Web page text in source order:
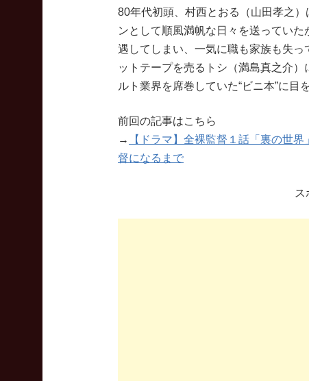
80年代初頭、村西とおる（山田孝之
ンとして順風満帆な日々を送ってい
遇してしまい、一気に職も家族も失
ットテープを売るトシ（満島真之介
ルト業界を席巻していた“ビニ本”に目
前回の記事はこちら
→
【ドラマ】全裸監督１話「裏の世
督になるまで
ス